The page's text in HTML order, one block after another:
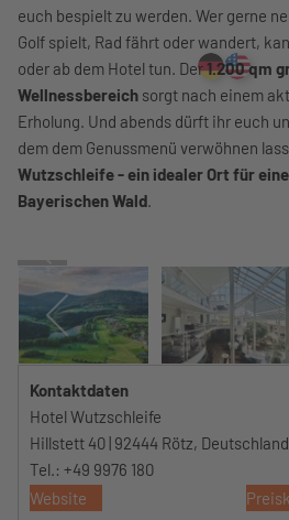
euch bespielt zu werden. Wer gerne
Golf spielt, Rad fährt oder wandert,
oder ab dem Hotel tun. Der1.200 qm
Wellnessbereich sorgt nach einem
Erholung. Und abends dürft ihr euch
dem dem Genussmenü verwöhnen
Wutzschleife - ein idealer Ort für
Bayerischen Wald.
Kontaktdaten
Hotel Wutzschleife
Hillstett 40 | 92444 Rötz, Deutschland
Tel.: +49 9976 180
Website